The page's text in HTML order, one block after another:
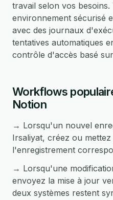
travail selon vos
environnement sécurisé
avec des journaux
tentatives automatiques
contrôle d'accès basé
Workflows
Notion
→ Lorsqu'un nouvel
Irsaliyat, créez ou
l'enregistrement
→ Lorsqu'une
envoyez la mise à jour
deux systèmes restent